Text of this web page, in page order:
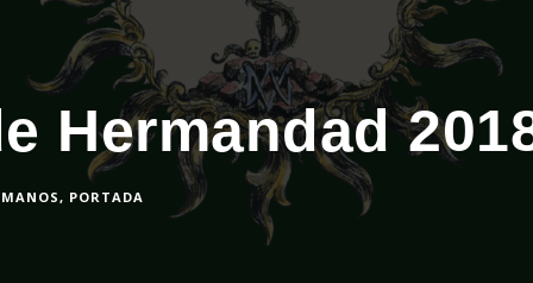
Hermandad
, PORTADA